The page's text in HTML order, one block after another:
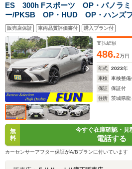
ES 300h Fスポーツ OP・パノラミ
ー/PKSB OP・HUD OP・ハンズ
ンルーセーフティシステムプラス
ト リヤオートサンシェード 12.3in
ィオプラス ドラレコ前後
販売店保証 車両品質評価書付 購入プラン付
支払総額
486.2万円
年式 2023年
車検
車検整備
保証
保証付
住所
茨城県龍
無
料
今すぐ在庫確認・見
電話する
カーセンサーアフター保証がA/Bプランに付いています